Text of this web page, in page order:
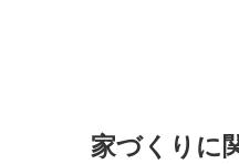
家づくりに